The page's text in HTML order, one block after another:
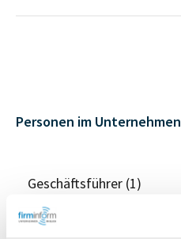
Personen im Unternehmen
Geschäftsführer (1)